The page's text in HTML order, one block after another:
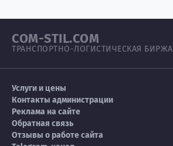
COM-STIL.COM
ТРАНСПОРТНО-ЛОГИСТИЧЕСКАЯ БИРЖА
Услуги и цены
Контакты администрации
Реклама на сайте
Обратная связь
Отзывы о работе сайта